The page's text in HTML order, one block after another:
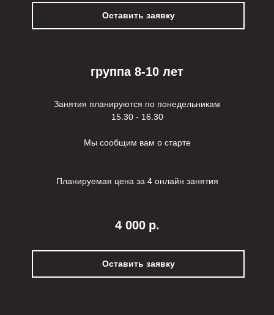
Оставить заявку
группа 8-10 лет
Занятия планируются по понедельникам
15.30 - 16.30
Мы сообщим вам о старте
Планируемая цена за 4 онлайн занятия
4 000 р.
Оставить заявку